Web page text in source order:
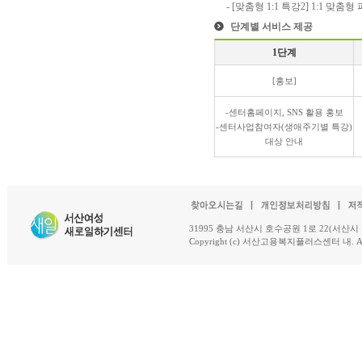
- [맞춤형 1:1 특강2] 1:1 맞춤형
단계별 서비스 제공
1단계
[홍보]
-센터홈페이지, SNS 활용 홍보
-센터사업참여자(생애주기별 특강)
대상 안내
31995 충남 서산시 호수공원 1로 22(서산
Copyright (c) 서산고용복지플러스센터 내.